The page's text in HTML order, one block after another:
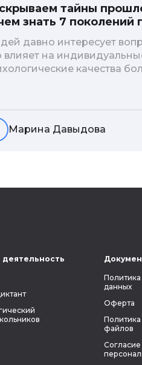
тайны
знать 7 поколений
давно интересует
влияет на
качества
понятие геноскоп
поколений предков на
Пробуем
Марина Давыдова
данных
Оферта
Политика
файлов